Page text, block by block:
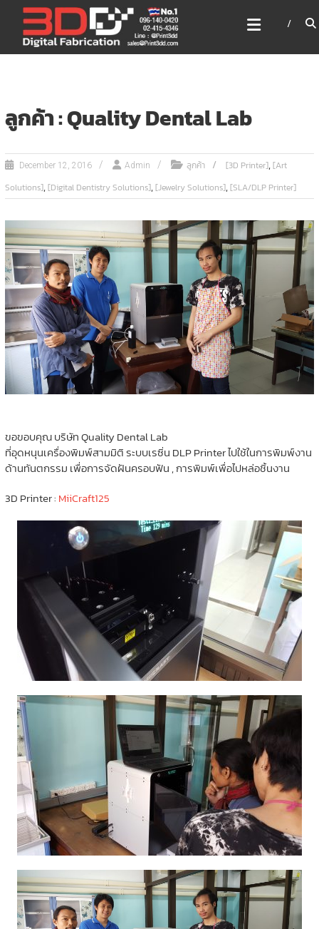
content
3DD DIGITAL FABRICATION
เครื่องพิมพ์3มิติ สแกนเนอร์
เลเซอร์
ลูกค้า : Quality Dental Lab
December 12, 2016 Admin ลูกค้า [3D Printer],[Art
Solutions],[Digital Dentistry Solutions],[Jewelry Solutions],[SLA/DLP Printer]
ขอขอบคุณ บริษัท Quality Dental Lab
ที่อุดหนุนเครื่องพิมพ์สามมิติ ระบบเรซิ่น DLP Printer ไปใช้ในการพิมพ์งาน
ด้านทันตกรรม เพื่อการจัดฝันครอบฟัน , การพิมพ์เพื่อไปหล่อชิ้นงาน
3D Printer : MiiCraft125